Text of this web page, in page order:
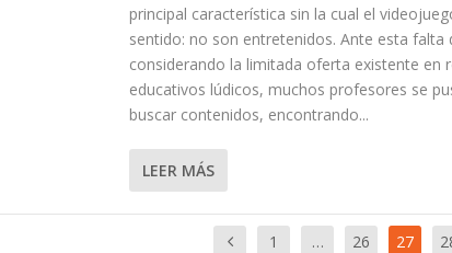
principal característica sin la cual el
sentido: no son entretenidos. Ante esta falta
considerando la limitada oferta existente en
educativos lúdicos, muchos profesores se
buscar contenidos, encontrando...
LEER MÁS
1 … 26 27